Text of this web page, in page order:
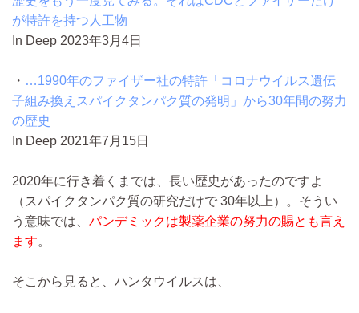
が特許を持つ人工物
In Deep 2023年3月4日
・ …1990年のファイザー社の特許「コロナウイルス遺伝
子組み換えスパイクタンパク質の発明」から30年間の努力
の歴史
In Deep 2021年7月15日
2020年に行き着くまでは、長い歴史があったのですよ
（スパイクタンパク質の研究だけで 30年以上）。そうい
う意味では、 パンデミックは製薬企業の努力の賜とも言え
ます。
そこから見ると、ハンタウイルスは、